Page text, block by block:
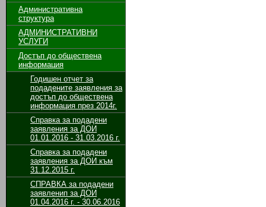
Административна
структура
АДМИНИСТРАТИВНИ
УСЛУГИ
Достъп до обществена
информация
Годишен отчет за
подадените заявления за
достъп до обществена
информация през 2014г.
Справка за подадени
заявления за ДОИ
01.01.2016 - 31.03.2016 г.
Справка за подадени
заявления за ДОИ към
31.12.2015 г.
СПРАВКА за подадени
заявленип за ДОИ
01.04.2016 г. - 30.06.2016